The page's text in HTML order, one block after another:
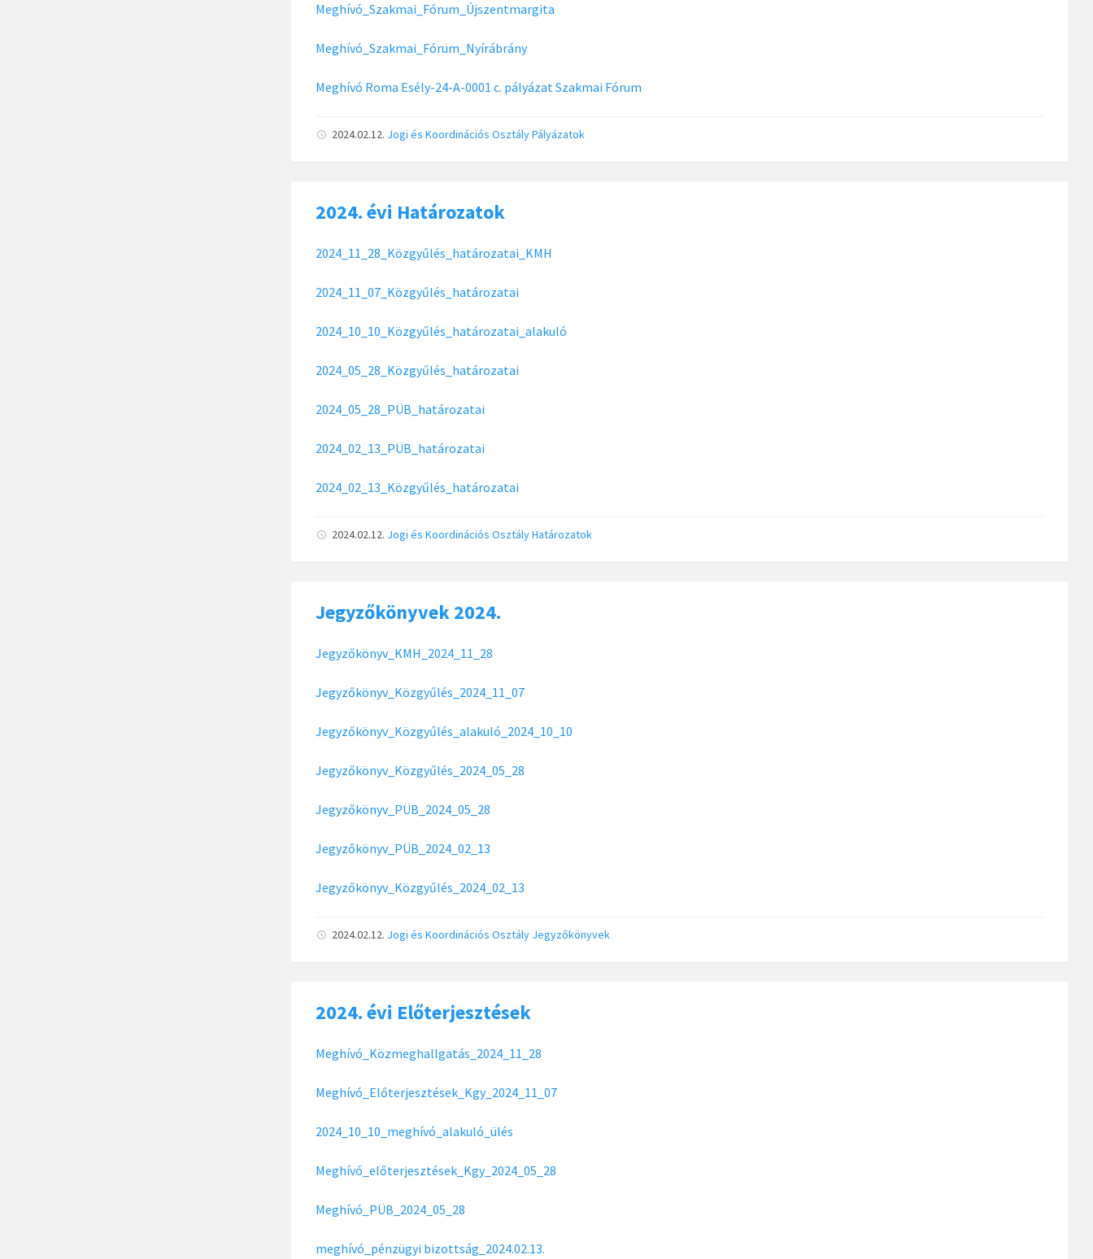
Meghívó_Szakmai_Fórum_Újszentmargita
Meghívó_Szakmai_Fórum_Nyírábrány
Meghívó Roma Esély-24-A-0001 c. pályázat Szakmai Fórum
2024.02.12. Jogi és Koordinációs OsztályPályázatok
2024. évi Határozatok
2024_11_28_Közgyűlés_határozatai_KMH
2024_11_07_Közgyűlés_határozatai
2024_10_10_Közgyűlés_határozatai_alakuló
2024_05_28_Közgyűlés_határozatai
2024_05_28_PÜB_határozatai
2024_02_13_PÜB_határozatai
2024_02_13_Közgyűlés_határozatai
2024.02.12. Jogi és Koordinációs OsztályHatározatok
Jegyzőkönyvek 2024.
Jegyzőkönyv_KMH_2024_11_28
Jegyzőkönyv_Közgyűlés_2024_11_07
Jegyzőkönyv_Közgyűlés_alakuló_2024_10_10
Jegyzőkönyv_Közgyűlés_2024_05_28
Jegyzőkönyv_PÜB_2024_05_28
Jegyzőkönyv_PÜB_2024_02_13
Jegyzőkönyv_Közgyűlés_2024_02_13
2024.02.12. Jogi és Koordinációs Osztály Jegyzőkönyvek
2024. évi Előterjesztések
Meghívó_Közmeghallgatás_2024_11_28
Meghívó_Előterjesztések_Kgy_2024_11_07
2024_10_10_meghívó_alakuló_ülés
Meghívó_előterjesztések_Kgy_2024_05_28
Meghívó_PÜB_2024_05_28
meghívó_pénzügyi bizottság_2024.02.13.